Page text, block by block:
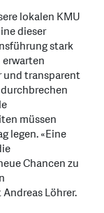
lokalen KMU
dieser
stark
und transparent
müssen
legen. «Eine
Chancen zu
Löhrer.